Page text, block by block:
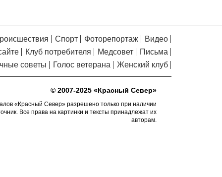
рождаемости
5.08.2026 13:05 В День физкультурника
массовые зарядки пройдут во всех
муниципалитетах Вологодчины
5.08.2026 12:37 26 тысяч идей для
развития региона подали вологжане
через чат-бот
Спорт Фоторепортаж
Видео
Клуб потребителя Медсовет
Письма
советы
Голос ветерана Женский клуб
© 2007-2025 «Красный Север»
«Красный Север» разрешено только при наличии
Все права на картинки и тексты принадлежат их
авторам.